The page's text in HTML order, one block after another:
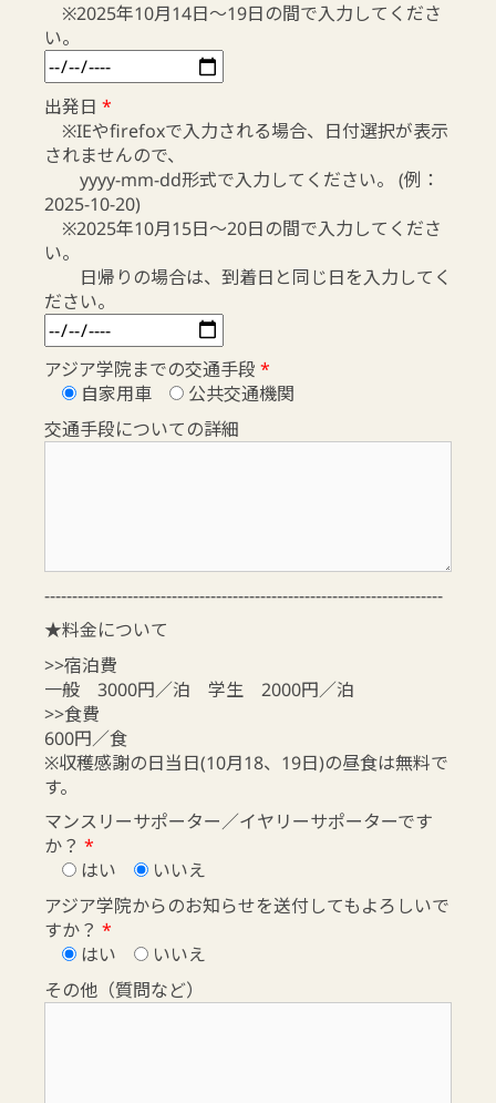
※2025年10月14日～19日の間で入力してくださ
い。
出発日 *
※IEやfirefoxで入力される場合、日付選択が表示
されませんので、
yyyy-mm-dd形式で入力してください。 (例：
2025-10-20)
※2025年10月15日～20日の間で入力してくださ
い。
日帰りの場合は、到着日と同じ日を入力してく
ださい。
アジア学院までの交通手段 *
自家用車
公共交通機関
交通手段についての詳細
------------------------------------------------------------------------
★料金について
>>宿泊費
一般 3000円／泊 学生 2000円／泊
>>食費
600円／食
※収穫感謝の日当日(10月18、19日)の昼食は無料で
す。
マンスリーサポーター／イヤリーサポーターです
か？ *
はい
いいえ
アジア学院からのお知らせを送付してもよろしいで
すか？ *
はい
いいえ
その他（質問など）